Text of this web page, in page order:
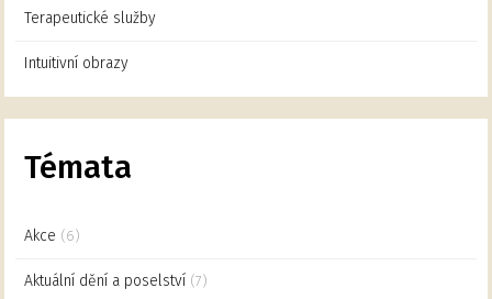
Terapeutické služby
Intuitivní obrazy
Témata
Akce (6)
Aktuální dění a poselství (7)